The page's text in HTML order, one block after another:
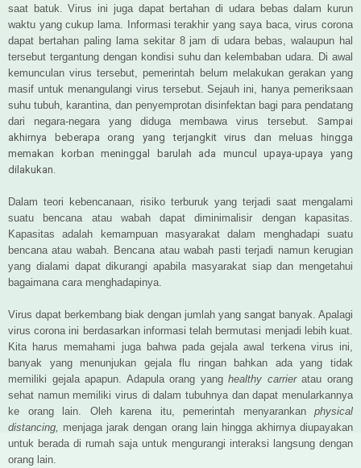
saat batuk. Virus ini juga dapat bertahan di udara bebas dalam kurun
waktu yang cukup lama. Informasi terakhir yang saya baca, virus corona
dapat bertahan paling lama sekitar 8 jam di udara bebas, walaupun hal
tersebut tergantung dengan kondisi suhu dan kelembaban udara. Di awal
kemunculan virus tersebut, pemerintah belum melakukan gerakan yang
masif untuk menangulangi virus tersebut. Sejauh ini, hanya pemeriksaan
suhu tubuh, karantina, dan penyemprotan disinfektan bagi para pendatang
dari negara-negara yang diduga membawa virus tersebut. Sampai
akhirnya beberapa orang yang terjangkit virus dan meluas hingga
memakan korban meninggal barulah ada muncul upaya-upaya yang
dilakukan.
Dalam teori kebencanaan, risiko terburuk yang terjadi saat mengalami
suatu bencana atau wabah dapat diminimalisir dengan kapasitas.
Kapasitas adalah kemampuan masyarakat dalam menghadapi suatu
bencana atau wabah. Bencana atau wabah pasti terjadi namun kerugian
yang dialami dapat dikurangi apabila masyarakat siap dan mengetahui
bagaimana cara menghadapinya.
Virus dapat berkembang biak dengan jumlah yang sangat banyak. Apalagi
virus corona ini berdasarkan informasi telah bermutasi menjadi lebih kuat.
Kita harus memahami juga bahwa pada gejala awal terkena virus ini,
banyak yang menunjukan gejala flu ringan bahkan ada yang tidak
memiliki gejala apapun. Adapula orang yanghealthy carrieratau orang
sehat namun memiliki virus di dalam tubuhnya dan dapat menularkannya
ke orang lain. Oleh karena itu, pemerintah menyarankan physical
distancing, menjaga jarak dengan orang lain hingga akhirnya diupayakan
untuk berada di rumah saja untuk mengurangi interaksi langsung dengan
orang lain.